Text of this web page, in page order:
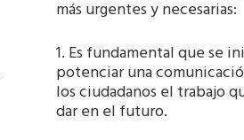
más urgentes y necesarias:
1. Es fundamental que se
potenciar una
los ciudadanos el trabajo
dar en el futuro.